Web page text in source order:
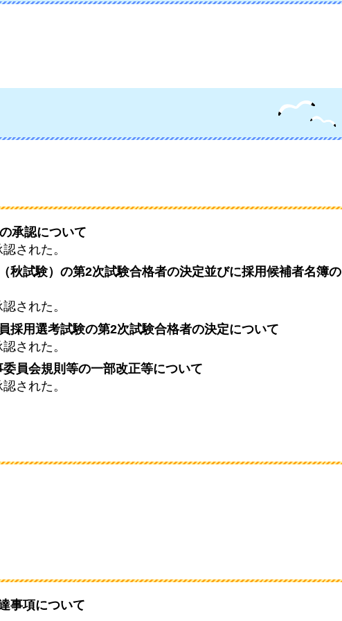
承認について
された。
秋試験）の第2次試験合格者の決定並びに採用候補者名簿の
された。
採用選考試験の第2次試験合格者の決定について
された。
員会規則等の一部改正等について
された。
事項について